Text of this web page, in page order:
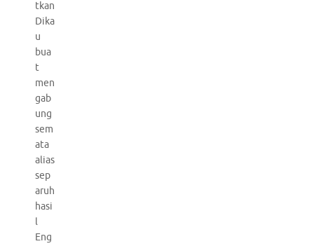
tkan
Dika
u
bua
t
men
gab
ung
sem
ata
alias
sep
aruh
hasi
l
Eng